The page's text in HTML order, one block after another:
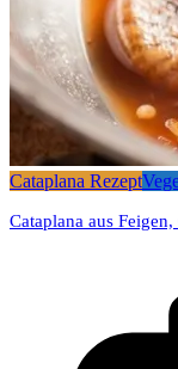
Cataplana Rezept
Cataplana aus